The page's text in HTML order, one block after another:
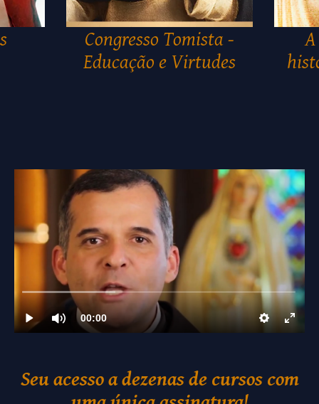
Congresso Tomista -
Educação e Virtudes
Seu acesso a dezenas de cursos com